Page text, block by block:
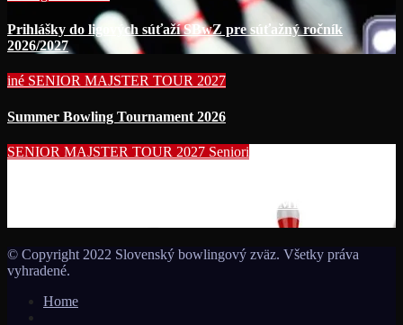
Prihlášky do ligových súťaží SBwZ pre súťažný ročník
2026/2027
iné SENIOR MAJSTER TOUR 2027
Summer Bowling Tournament 2026
SENIOR MAJSTER TOUR 2027 Seniori
MS seniorov 2027 v Thajsku turnajom SUMMER BOWLING
© Copyright 2022 Slovenský bowlingový zväz. Všetky práva
vyhradené.
Home